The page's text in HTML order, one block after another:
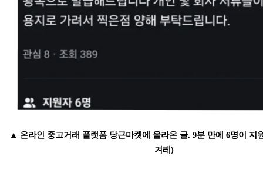
▲ 온라인 중고거래 플랫폼 당근마켓에 올라온 글. 9분 만에 6명이 지
겨레)